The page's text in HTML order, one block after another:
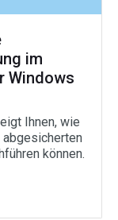
im
Windows
Ihnen, wie
können.